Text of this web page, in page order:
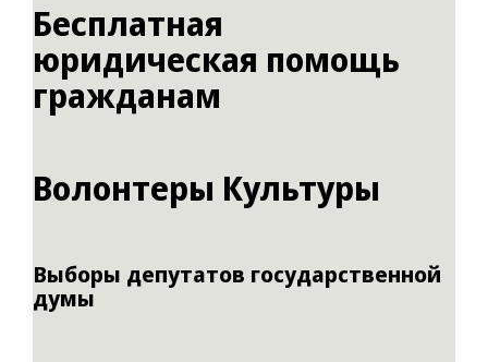
Бесплатная
юридическая помощь
гражданам
Волонтеры Культуры
Выборы депутатов государственной
думы